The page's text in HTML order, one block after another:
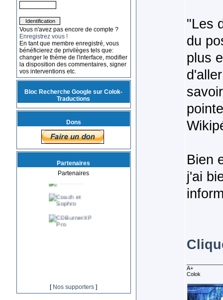
Vous n'avez pas encore de compte ?
Enregistrez vous !
En tant que membre enregistré, vous
bénéficierez de privilèges tels que:
changer le thème de l'interface, modifier
la disposition des commentaires, signer
vos interventions etc.
Bloc Recherche Google sur Colok-
Traductions
Dons
Partenaires
Partenaires
[ Nos supporters ]
"Les
du
plus
Bien
j'ai
A+
Colok